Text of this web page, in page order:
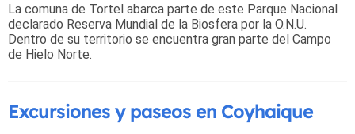
La comuna de Tortel abarca parte de este Parque Nacional
declarado Reserva Mundial de la Biosfera por la O.N.U.
Dentro de su territorio se encuentra gran parte del Campo
de Hielo Norte.
Excursiones y paseos en Coyhaique